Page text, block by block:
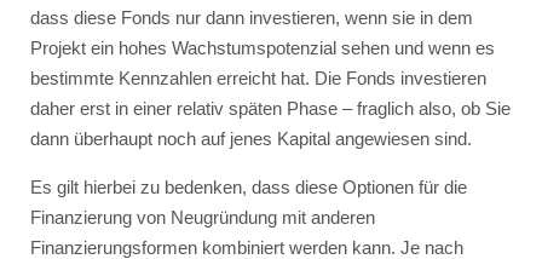
dass diese Fonds nur dann investieren, wenn sie in dem
Projekt ein hohes Wachstumspotenzial sehen und wenn es
bestimmte Kennzahlen erreicht hat. Die Fonds investieren
daher erst in einer relativ späten Phase – fraglich also, ob Sie
dann überhaupt noch auf jenes Kapital angewiesen sind.
Es gilt hierbei zu bedenken, dass diese Optionen für die
Finanzierung von Neugründung mit anderen
Finanzierungsformen kombiniert werden kann. Je nach